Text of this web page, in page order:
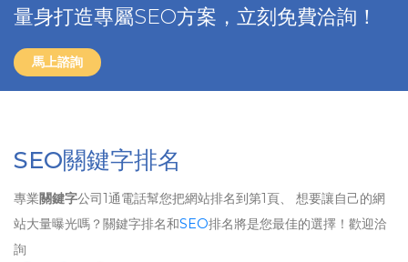
量身打造專屬SEO方案，立刻免費洽詢！
馬上諮詢
SEO關鍵字排名
專業關鍵字公司1通電話幫您把網站排名到第1頁、 想要讓自己的網
站大量曝光嗎？關鍵字排名和SEO排名將是您最佳的選擇！歡迎洽
詢